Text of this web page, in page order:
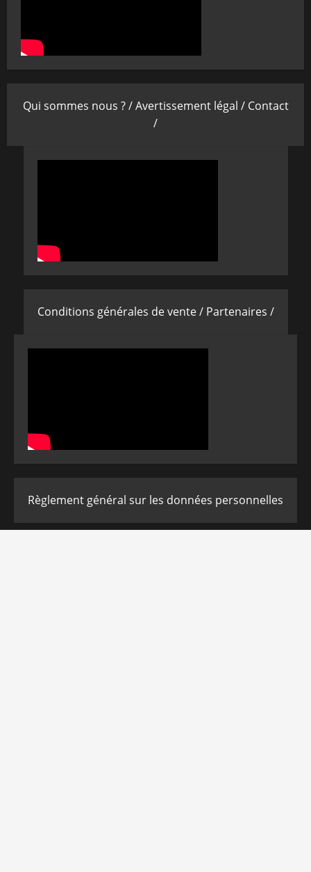
Qui sommes nous ? /Avertissement légal / Contact
/
Conditions générales de vente / Partenaires /
Règlement général sur les données personnelles